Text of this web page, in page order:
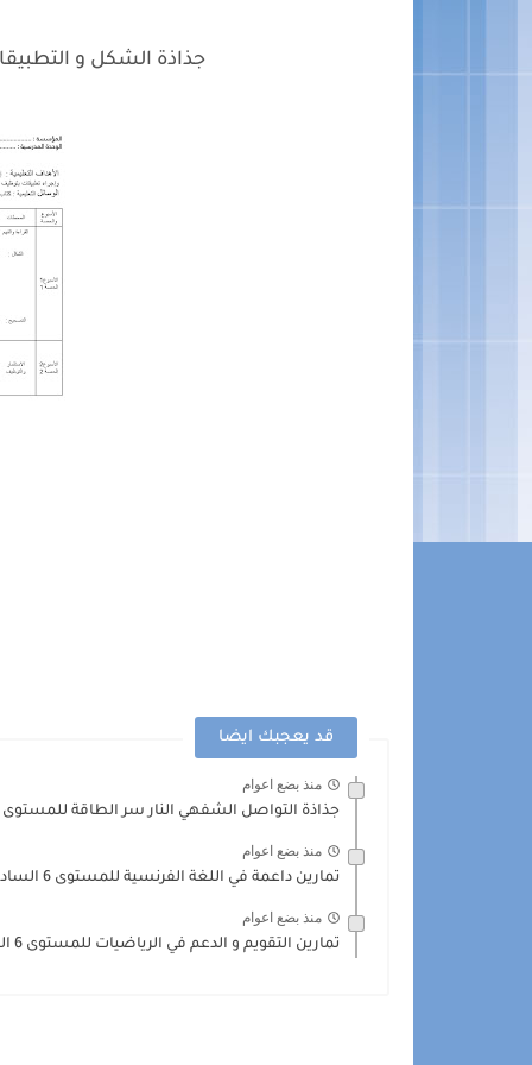
جذاذة الشكل و
قد يعجبك ايضا
منذ بضع اعوام
جذاذة التواصل الشفهي النار سر الطاقة للمستوى 6 السادس
منذ بضع اعوام
تمارين داعمة في اللغة الفرنسية للمستوى 6 السادس
منذ بضع اعوام
تمارين التقويم و الدعم في الرياضيات للمستوى 6 السادس